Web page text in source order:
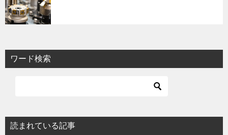
ワード検索
読まれている記事